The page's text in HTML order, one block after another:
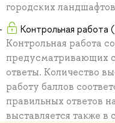
городских
Контрольная работа
Контрольная работа
предусматривающих
ответы. Количество
работу баллов
правильных ответов
выставляется также в